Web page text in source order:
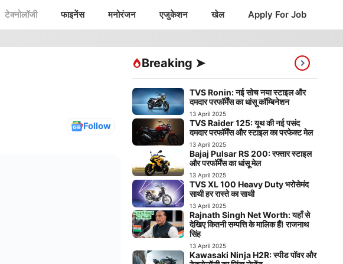
टेक्नोलॉजी फाइनेंस मनोरंजन एजुकेशन खेल Apply For Job
Follow
Breaking ➤
TVS Ronin: नई सोच नया स्टाइल और
दमदार परफॉर्मेंस का धांसू कॉम्बिनेशन
13 April 2025
TVS Raider 125: यूथ की नई पसंद
दमदार परफॉर्मेंस और स्टाइल का परफेक्ट मेल
13 April 2025
Bajaj Pulsar RS 200: रफ्तार स्टाइल
और परफॉर्मेंस का धांसू मेल
13 April 2025
TVS XL 100 Heavy Duty भरोसेमंद
साथी हर रास्ते का साथी
13 April 2025
Rajnath Singh Net Worth: यहाँ से
देखिए कितनी सम्पत्ति के मालिक हैं! राजनाथ
सिंह
13 April 2025
Kawasaki Ninja H2R: स्पीड पॉवर और